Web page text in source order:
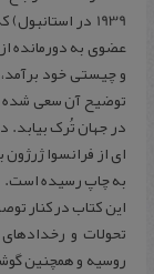
1939 در
عضوی به دورمانده
و چیستی خود
توضیح آن سعی شده
در جهان تُرک بیابد.
ای از فرانسوا
به چاپ رسیده است.
این کتاب در کنار
تحولات و
روسیه و همچنین